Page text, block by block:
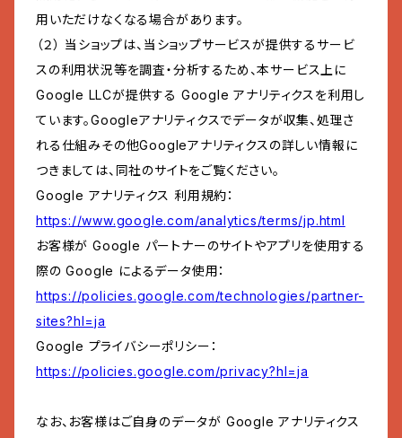
用いただけなくなる場合があります。
（２） 当ショップは、当ショップサービスが提供するサービ
スの利用状況等を調査・分析するため、本サービス上に
Google LLCが提供する Google アナリティクスを利用し
ています。Googleアナリティクスでデータが収集、処理さ
れる仕組みその他Googleアナリティクスの詳しい情報に
つきましては、同社のサイトをご覧ください。
Google アナリティクス 利用規約：
https://www.google.com/analytics/terms/jp.html
お客様が Google パートナーのサイトやアプリを使用する
際の Google によるデータ使用：
https://policies.google.com/technologies/partner-
sites?hl=ja
Google プライバシーポリシー：
https://policies.google.com/privacy?hl=ja
なお、お客様はご自身のデータが Google アナリティクス